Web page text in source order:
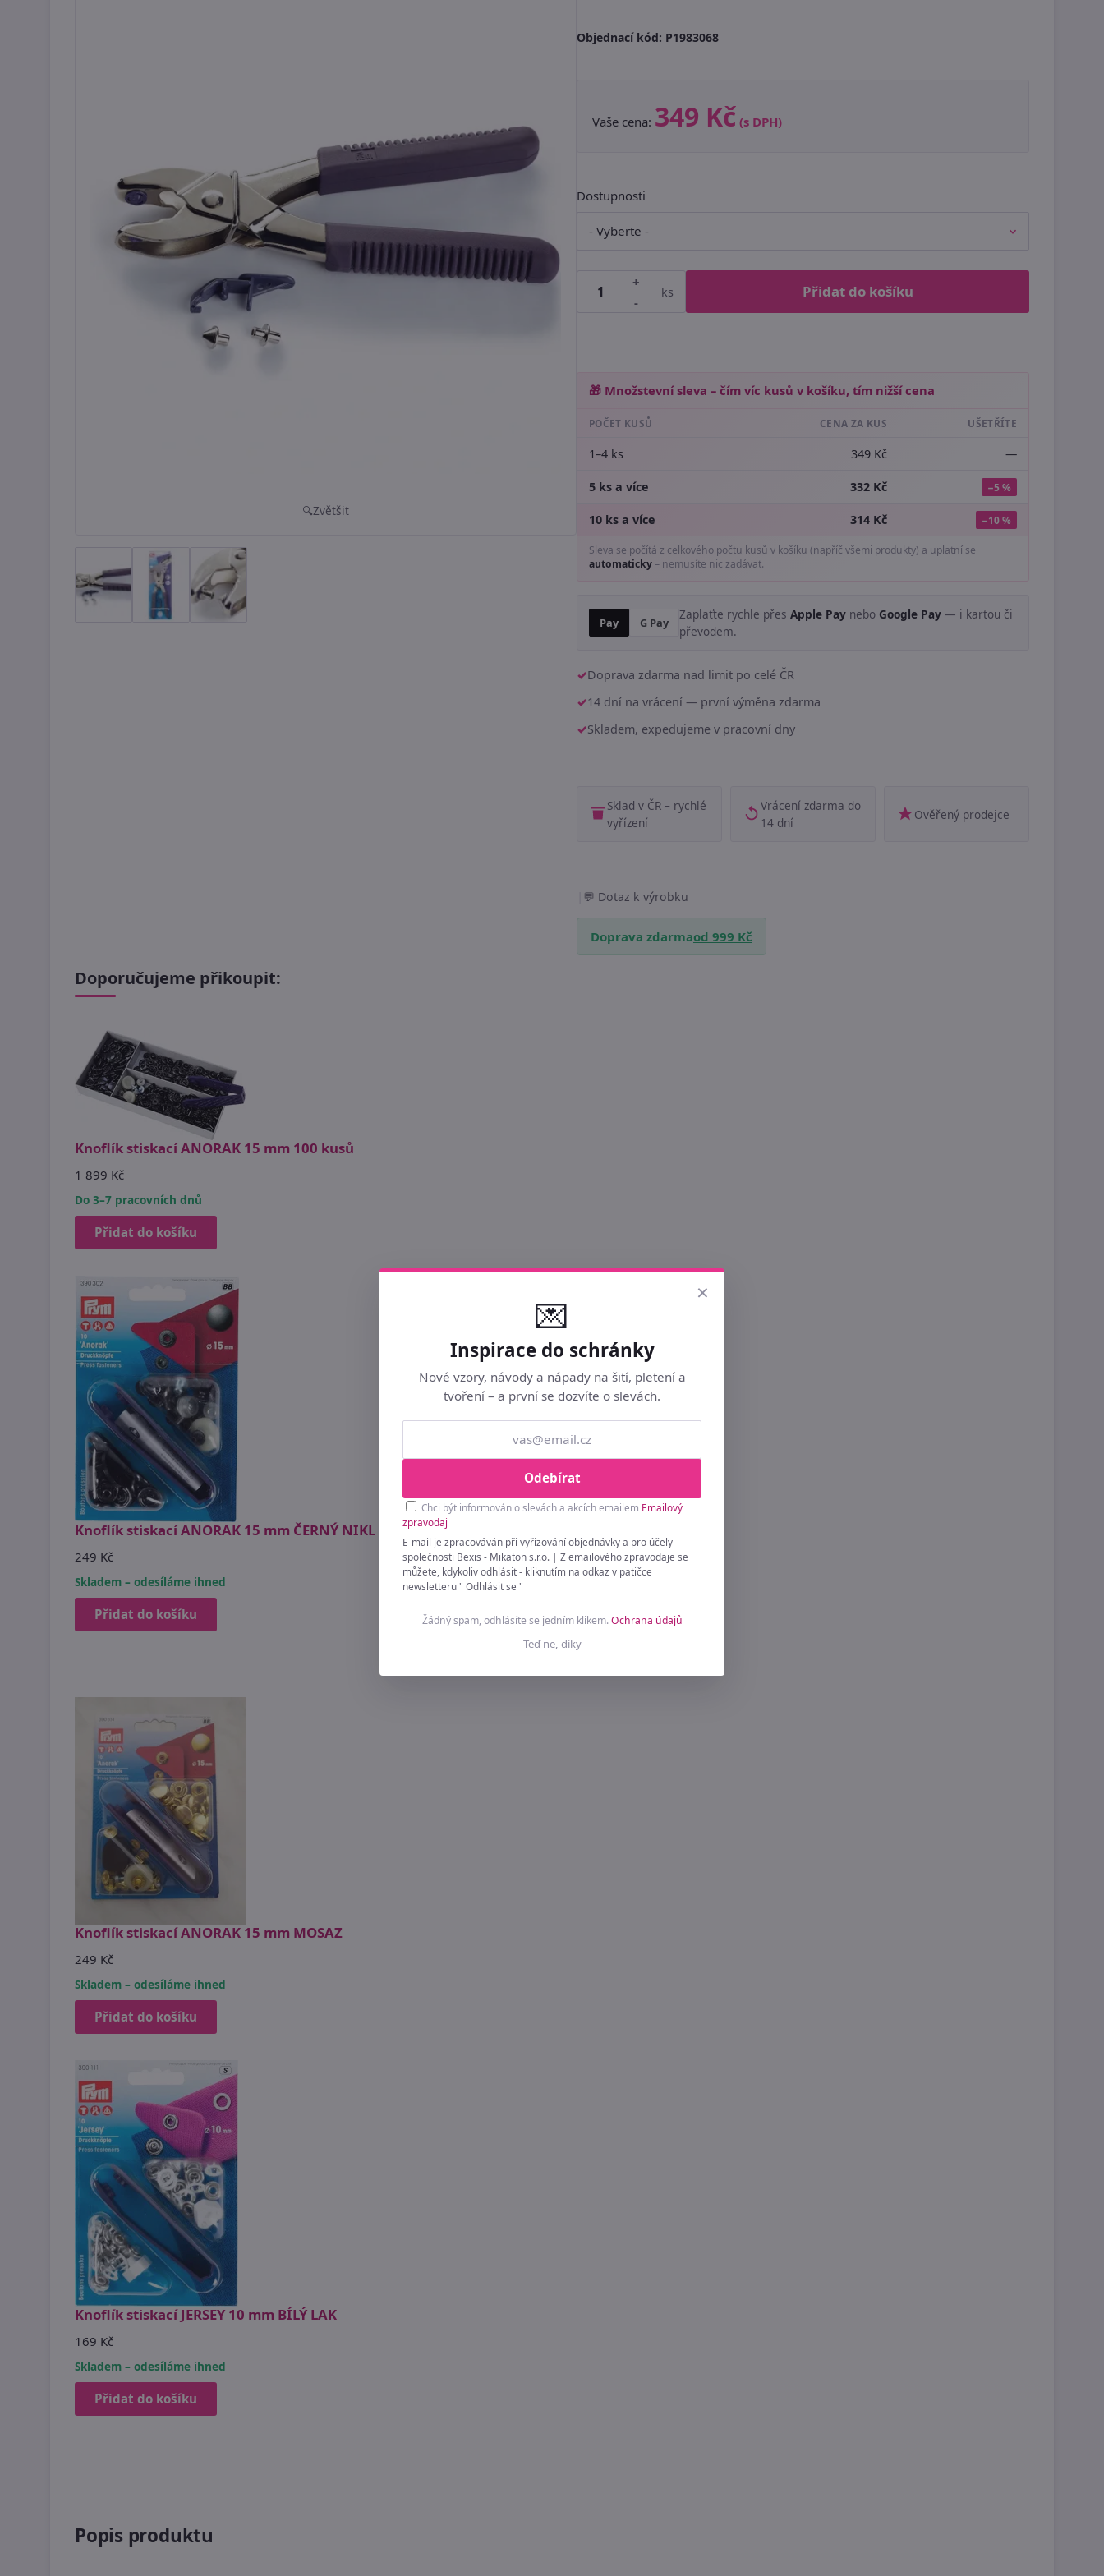
Zvětšit
Objednací kód: P1983068
Vaše cena: 349 Kč (s DPH)
Dostupnosti
+
-
ks Přidat do košíku
🎁 Množstevní sleva – čím víc kusů v košíku, tím nižší cena
POČET KUSŮ CENA ZA KUS UŠETŘÍTE
1–4 ks 349 Kč —
5 ks a více 332 Kč −5 %
10 ks a více 314 Kč −10 %
Sleva se počítá z celkového počtu kusů v košíku (napříč všemi produkty) a uplatní se
automaticky– nemusíte nic zadávat.
Pay G Pay
Zaplaťte rychle přes Apple Pay nebo Google Pay — i kartou či
převodem.
Doprava zdarma nad limit po celé ČR
14 dní na vrácení — první výměna zdarma
Skladem, expedujeme v pracovní dny
Sklad v ČR – rychlé
vyřízení
Vrácení zdarma do
14 dní
Ověřený prodejce
Dotaz k výrobku
Doprava zdarmaod 999 Kč
Doporučujeme přikoupit:
Knoflík stiskací ANORAK 15 mm 100 kusů
1 899 Kč
Do 3–7 pracovních dnů
Přidat do košíku
Knoflík stiskací ANORAK 15 mm ČERNÝ NIKL
249 Kč
Skladem – odesíláme ihned
Přidat do košíku
Knoflík stiskací ANORAK 15 mm MOSAZ
249 Kč
Skladem – odesíláme ihned
Přidat do košíku
Knoflík stiskací JERSEY 10 mm BÍLÝ LAK
169 Kč
Skladem – odesíláme ihned
Přidat do košíku
Popis produktu
×
💌
Inspirace do schránky
Nové vzory, návody a nápady na šití, pletení a
tvoření – a první se dozvíte o slevách.
Odebírat
Chci být informován o slevách a akcích emailem Emailový
zpravodaj
E-mail je zpracováván při vyřizování objednávky a pro účely
společnosti Bexis - Mikaton s.r.o. | Z emailového zpravodaje se
můžete, kdykoliv odhlásit - kliknutím na odkaz v patičce
newsletteru " Odhlásit se "
Žádný spam, odhlásíte se jedním klikem.Ochrana údajů
Teď ne, díky